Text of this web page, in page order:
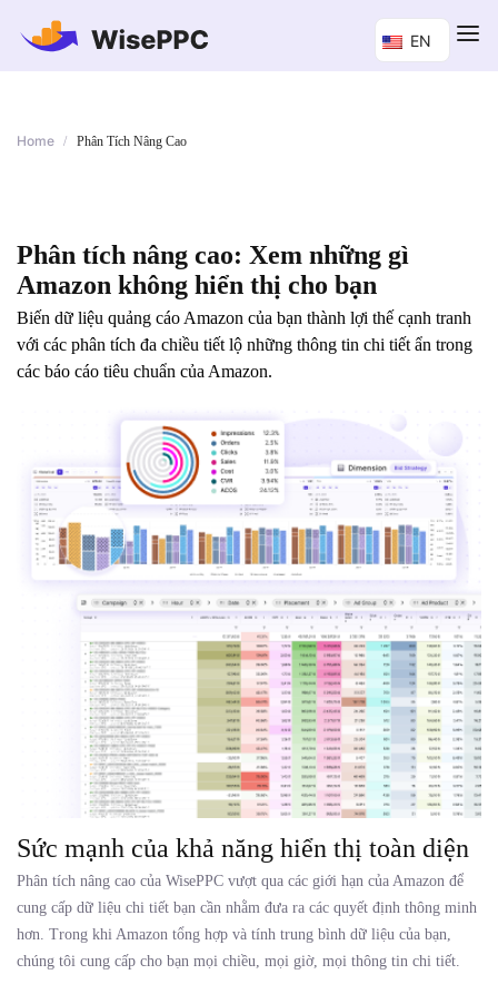
EN
Home / Phân Tích Nâng Cao
Phân tích nâng cao: Xem những gì
Amazon không hiển thị cho bạn
Biến dữ liệu quảng cáo Amazon của bạn thành lợi thế cạnh tranh
với các phân tích đa chiều tiết lộ những thông tin chi tiết ẩn trong
các báo cáo tiêu chuẩn của Amazon.
Sức mạnh của khả năng hiển thị toàn diện
Phân tích nâng cao của WisePPC vượt qua các giới hạn của Amazon để
cung cấp dữ liệu chi tiết bạn cần nhằm đưa ra các quyết định thông minh
hơn. Trong khi Amazon tổng hợp và tính trung bình dữ liệu của bạn,
chúng tôi cung cấp cho bạn mọi chiều, mọi giờ, mọi thông tin chi tiết.